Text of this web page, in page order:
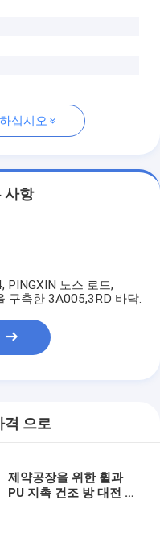
십시오
사항
PINGXIN 노스 로드,
구축한 3A005,3RD 바닥.
격 으로
제약공장을 위한 휠과
PU 지촉 건조 방 대전 방